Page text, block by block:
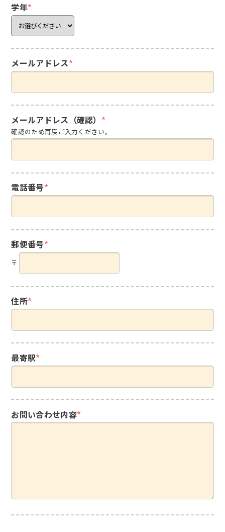
学年*
メールアドレス*
メールアドレス（確認） *
確認のため再度ご入力ください。
電話番号*
郵便番号*
〒
住所*
最寄駅*
お問い合わせ内容*